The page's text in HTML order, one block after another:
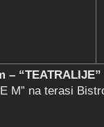
– “TEATRALIJE”
M” na terasi